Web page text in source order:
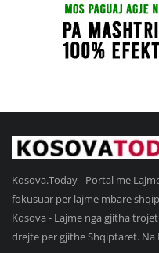
Kosova.Today - Portal me
fokusuar per lajme mbare
Kosova - Lajme nga gjitha
drejte per gjithe Shqiptaret.